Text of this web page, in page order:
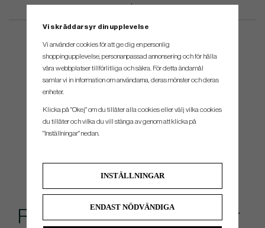
Rekommenderade tillbehör
Vi skräddarsyr din upplevelse
Vi använder cookies för att ge dig en personlig
shoppingupplevelse, personanpassad annonsering och för hålla
våra webbplatser tillförlitliga och säkra. För detta ändamål
samlar vi in information om användarna, deras mönster och deras
enheter.
Klicka på "Okej" om du tillåter alla cookies eller välj vilka cookies
du tillåter och vilka du vill stänga av genom att klicka på
"Inställningar" nedan.
INSTÄLLNINGAR
ENDAST NÖDVÄNDIGA